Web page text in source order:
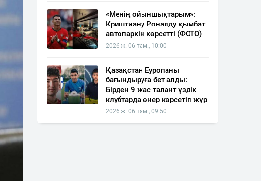
«Менің ойыншықтарым»:
Криштиану Роналду қымбат
автопаркін көрсетті (ФОТО)
2026 ж. 06 там., 10:00
Қазақстан Еуропаны
бағындыруға бет алды:
Бірден 9 жас талант үздік
клубтарда өнер көрсетіп жүр
2026 ж. 06 там., 09:50